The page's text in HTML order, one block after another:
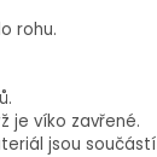
rohu.
je víko zavřené.
jsou součástí